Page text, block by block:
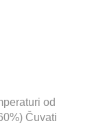
od
Čuvati